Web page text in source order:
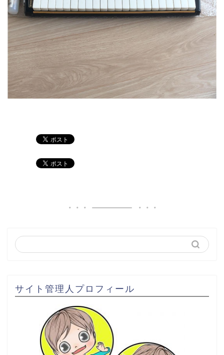
サイト管理人プロフィール